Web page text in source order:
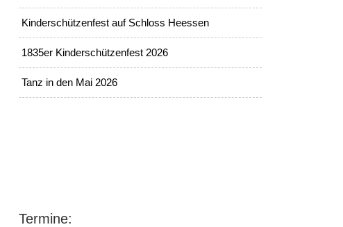
Kinderschützenfest auf Schloss Heessen
1835er Kinderschützenfest 2026
Tanz in den Mai 2026
Termine: